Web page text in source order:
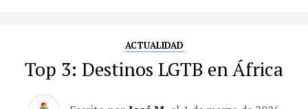
ACTUALIDAD
Top 3: Destinos LGTB en África